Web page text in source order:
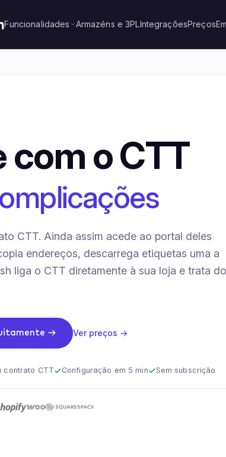
Funcionalidades Armazéns e 3PLIntegraçõesPreços
com o CTT
CTT. Ainda assim acede ao portal deles
endereços, descarrega etiquetas uma a
liga o CTT diretamente à sua loja e trata do
→ Ver preços →
contrato CTT Configuração em 5 min Sem subscrição